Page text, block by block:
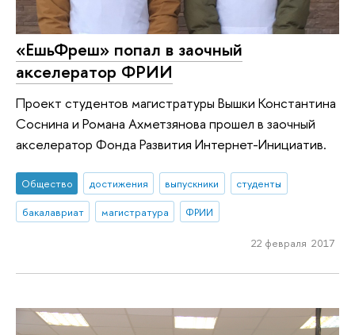
«ЕшьФреш» попал в заочный
акселератор ФРИИ
Проект студентов магистратуры Вышки Константина
Соснина и Романа Ахметзянова прошел в заочный
акселератор Фонда Развития Интернет-Инициатив.
Общество достижения выпускники
студенты
бакалавриат
магистратура ФРИИ
22 февраля 2017